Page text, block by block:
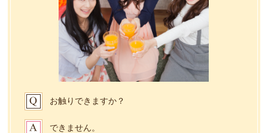
お触りできますか？
できません。